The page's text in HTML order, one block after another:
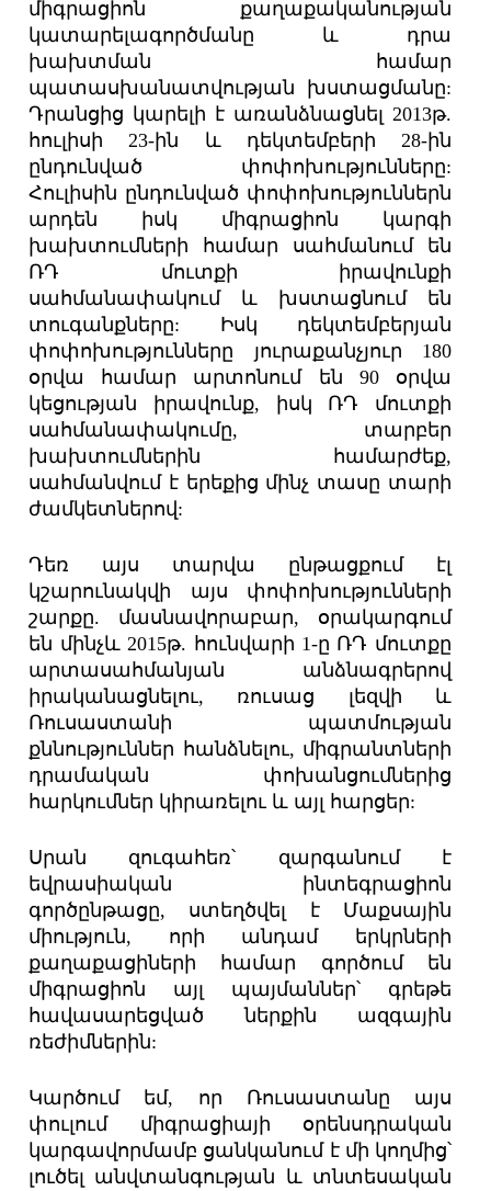
միգրացիոն քաղաքականության
կատարելագործմանը և դրա
խախտման համար
պատասխանատվության խստացմանը:
Դրանցից կարելի է առանձնացնել 2013թ.
հուլիսի 23-ին և դեկտեմբերի 28-ին
ընդունված փոփոխությունները:
Հուլիսին ընդունված փոփոխություններն
արդեն իսկ միգրացիոն կարգի
խախտումների համար սահմանում են
ՌԴ մուտքի իրավունքի
սահմանափակում և խստացնում են
տուգանքները: Իսկ դեկտեմբերյան
փոփոխությունները յուրաքանչյուր 180
օրվա համար արտոնում են 90 օրվա
կեցության իրավունք, իսկ ՌԴ մուտքի
սահմանափակումը, տարբեր
խախտումներին համարժեք,
սահմանվում է երեքից մինչ տասը տարի
ժամկետներով:
Դեռ այս տարվա ընթացքում էլ
կշարունակվի այս փոփոխությունների
շարքը. մասնավորաբար, օրակարգում
են մինչև 2015թ. հունվարի 1-ը ՌԴ մուտքը
արտասահմանյան անձնագրերով
իրականացնելու, ռուսաց լեզվի և
Ռուսաստանի պատմության
քննություններ հանձնելու, միգրանտների
դրամական փոխանցումներից
հարկումներ կիրառելու և այլ հարցեր:
Սրան զուգահեռ՝ զարգանում է
եվրասիական ինտեգրացիոն
գործընթացը, ստեղծվել է Մաքսային
միություն, որի անդամ երկրների
քաղաքացիների համար գործում են
միգրացիոն այլ պայմաններ՝ գրեթե
հավասարեցված ներքին ազգային
ռեժիմներին:
Կարծում եմ, որ Ռուսաստանը այս
փուլում միգրացիայի օրենսդրական
կարգավորմամբ ցանկանում է մի կողմից՝
լուծել անվտանգության և տնտեսական